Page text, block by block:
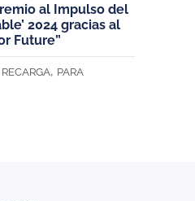
al Impulso del
2024 gracias al
Future”
, PARA